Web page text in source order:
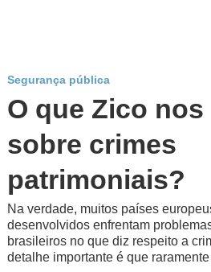
Segurança pública
O que Zico
sobre crimes
patrimoniais?
Na verdade, muitos países
desenvolvidos enfrentam
brasileiros no que diz respeito a
detalhe importante é que